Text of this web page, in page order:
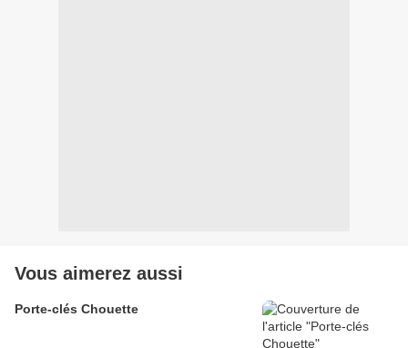
Vous aimerez aussi
Porte-clés Chouette